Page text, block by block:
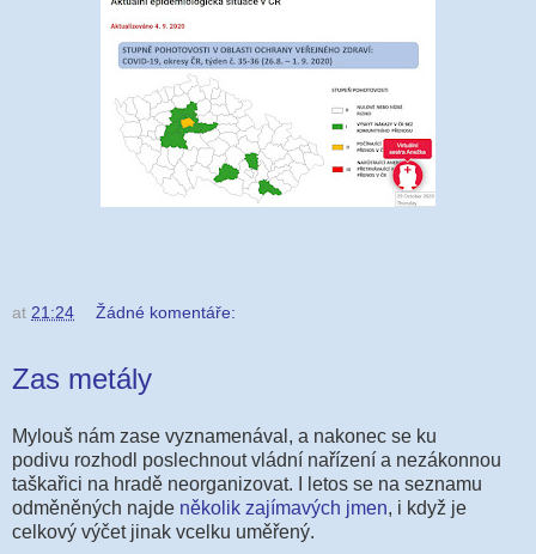
at 21:24 Žádné komentáře:
Zas metály
Mylouš nám zase vyznamenával, a nakonec se ku
podivu rozhodl poslechnout vládní nařízení a nezákonnou
taškařici na hradě neorganizovat. I letos se na seznamu
odměněných najde několik zajímavých jmen, i když je
celkový výčet jinak vcelku uměřený.